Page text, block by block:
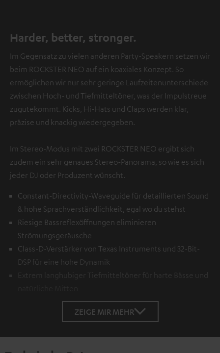
Harder, better, stronger.
Im Gegensatz zu vielen anderen Party-Speakern setzen wir
beim ROCKSTER NEO auf ein koaxiales Konzept. So
ermöglichen wir nur sehr geringe Laufzeitenunterschiede
zwischen Hoch- und Tiefmitteltöner, was der Impulstreue
zugutekommt. Kicks, Hi-Hats und Claps werden klar,
präzise und knackig wiedergegeben.
Im Stereo-Modus mit zwei ROCKSTER NEO ergibt sich
zudem ein sehr genaues Stereo-Panorama, so wie es sich
jeder DJ oder Produzent wünscht.
Constant-Directivity-Waveguide für detaillierten Sound
& hohe Sprachverständlichkeit, egal wo du stehst
Riesige Bassreflexöffnungen eliminieren
Strömungsgeräusche
Class-D-Verstärker von Texas Instruments und 32-Bit-
DSP für eine hohe Dynamik
Extrem langhubiger Tiefmitteltöner für harte Bässe und
ZEIGE MIR MEHR